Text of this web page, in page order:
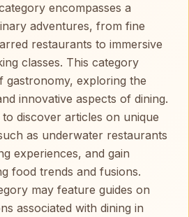
encompasses a
adventures, from fine
restaurants to immersive
classes. This category
gastronomy, exploring the
innovative aspects of dining.
discover articles on unique
as underwater restaurants
experiences, and gain
food trends and fusions.
may feature guides on
associated with dining in